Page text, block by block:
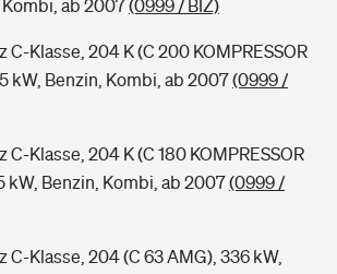
Kombi, ab 2007(0999 / BIZ)
C-Klasse, 204 K (C 200 KOMPRESSOR
kW, Benzin, Kombi, ab 2007(0999 /
Klasse, 204 K (C 180 KOMPRESSOR
kW, Benzin, Kombi, ab 2007(0999 /
C-Klasse, 204 (C 63 AMG), 336 kW,